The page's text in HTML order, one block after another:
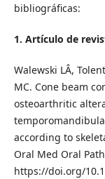
bibliográficas:
1. Artículo de
Walewski LÂ,
MC. Cone beam
osteoarthritic
according to
Oral Med Oral
https://doi.org/